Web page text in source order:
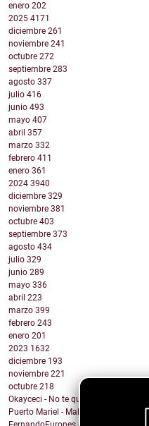
enero 202
2025 4171
diciembre 261
noviembre 241
octubre 272
septiembre 283
agosto 337
julio 416
junio 493
mayo 407
abril 357
marzo 332
febrero 411
enero 361
2024 3940
diciembre 329
noviembre 381
octubre 403
septiembre 373
agosto 434
julio 329
junio 289
mayo 336
abril 223
marzo 399
febrero 243
enero 201
2023 1632
diciembre 193
noviembre 221
octubre 218
Okayceci - No te quiero
Puerto Mariel - Maldito Antro